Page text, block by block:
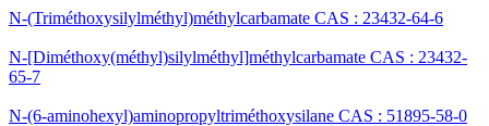
N-(Triméthoxysilylméthyl)méthylcarbamate CAS : 23432-64-6
N-[Diméthoxy(méthyl)silylméthyl]méthylcarbamate CAS : 23432-
65-7
N-(6-aminohexyl)aminopropyltriméthoxysilane CAS : 51895-58-0